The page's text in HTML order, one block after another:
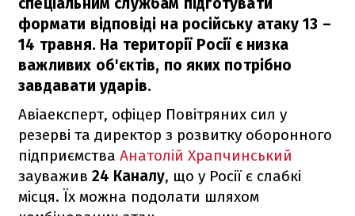
формати відповіді на російську атаку 13 –
14 травня. На території Росії є низка
важливих об'єктів, по яких потрібно
завдавати ударів.
Авіаексперт, офіцер Повітряних сил у
резерві та директор з розвитку оборонного
підприємства Анатолій Храпчинський
зауважив 24 Каналу, що у Росії є слабкі
місця. Їх можна подолати шляхом